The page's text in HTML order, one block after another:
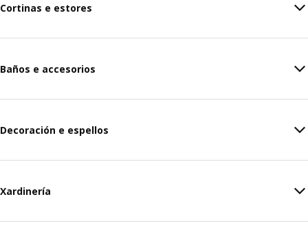
Cortinas e estores
Baños e accesorios
Decoración e espellos
Xardinería